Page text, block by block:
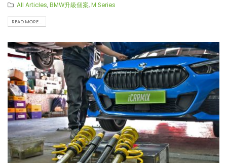
All Articles,BMW升級個案,M Series
READ MORE...